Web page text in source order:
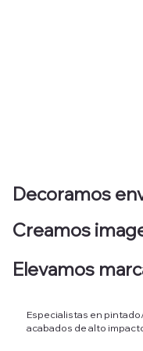
Decoramos
Creamos
Elevamos
Especialistas en
acabados de alto